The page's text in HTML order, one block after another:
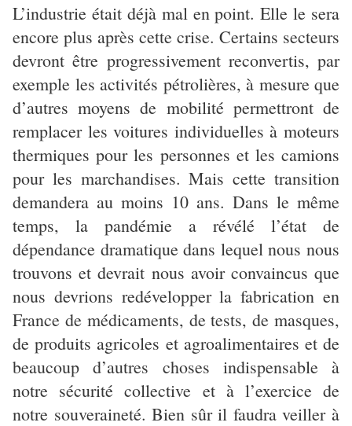
L’industrie était déjà mal en point. Elle le sera
encore plus après cette crise. Certains secteurs
devront être progressivement reconvertis, par
exemple les activités pétrolières, à mesure que
d’autres moyens de mobilité permettront de
remplacer les voitures individuelles à moteurs
thermiques pour les personnes et les camions
pour les marchandises. Mais cette transition
demandera au moins 10 ans. Dans le même
temps, la pandémie a révélé l’état de
dépendance dramatique dans lequel nous nous
trouvons et devrait nous avoir convaincus que
nous devrions redévelopper la fabrication en
France de médicaments, de tests, de masques,
de produits agricoles et agroalimentaires et de
beaucoup d’autres choses indispensable à
notre sécurité collective et à l’exercice de
notre souveraineté. Bien sûr il faudra veiller à